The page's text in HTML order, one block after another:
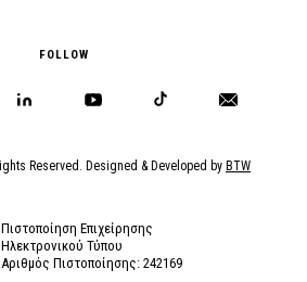
FOLLOW
Reserved. Designed & Developed by BTW
Πιστοποίηση Επιχείρησης
Ηλεκτρονικού Τύπου
Αριθμός Πιστοποίησης: 242169